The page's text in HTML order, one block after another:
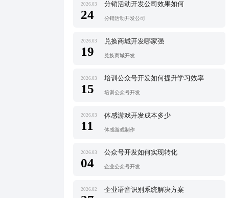
2026.03
24
分销活动开发公司效果如何
分销活动开发公司
2026.03
19
兑换商城开发哪家强
兑换商城开发
2026.03
15
培训公众号开发如何提升学习效率
培训公众号开发
2026.03
11
体感游戏开发成本多少
体感游戏制作
2026.03
04
公众号开发如何实现转化
企业公众号开发
2026.02 企业语音识别系统解决方案